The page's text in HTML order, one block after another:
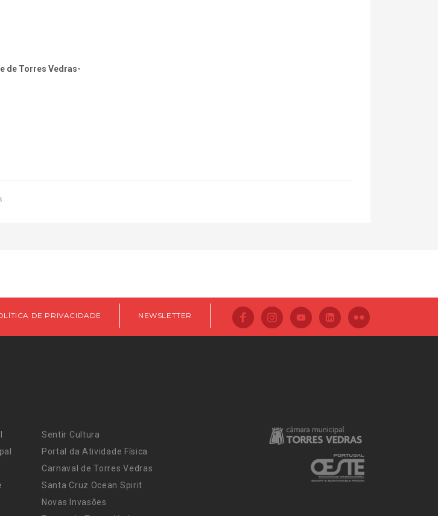
de Torres Vedras-
DE PRIVACIDADE NEWSLETTER
Sentir Cultura
Portal da Atividade Física
Carnaval de Torres Vedras
Santa Cruz Ocean Spirit
Novas Invasões